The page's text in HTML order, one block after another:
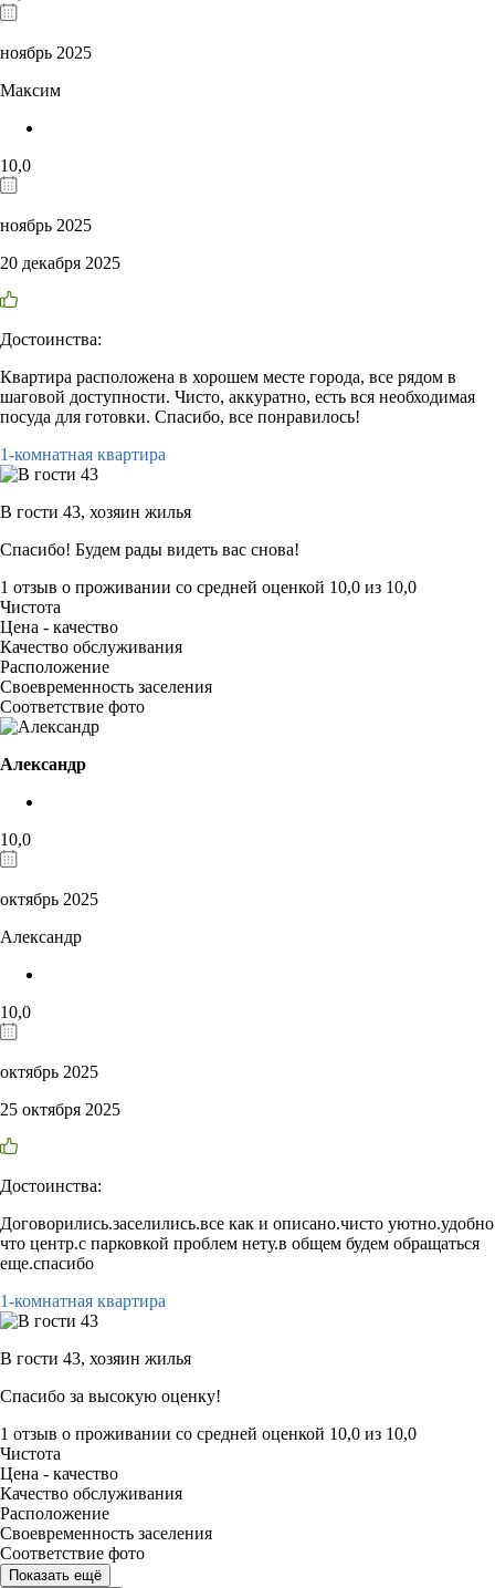
ноябрь 2025
Максим
10,0
ноябрь 2025
20 декабря 2025
Достоинства:
Квартира расположена в хорошем месте города, все рядом в
шаговой доступности. Чисто, аккуратно, есть вся необходимая
посуда для готовки. Спасибо, все понравилось!
1-комнатная квартира
В гости 43, хозяин жилья
Спасибо! Будем рады видеть вас снова!
1 отзыв о проживании со средней оценкой 10,0 из 10,0
Чистота
Цена - качество
Качество обслуживания
Расположение
Своевременность заселения
Соответствие фото
Александр
10,0
октябрь 2025
Александр
10,0
октябрь 2025
25 октября 2025
Достоинства:
Договорились.заселились.все как и описано.чисто уютно.удобно
что центр.с парковкой проблем нету.в общем будем обращаться
еще.спасибо
1-комнатная квартира
В гости 43, хозяин жилья
Спасибо за высокую оценку!
1 отзыв о проживании со средней оценкой 10,0 из 10,0
Чистота
Цена - качество
Качество обслуживания
Расположение
Своевременность заселения
Соответствие фото
Показать ещё